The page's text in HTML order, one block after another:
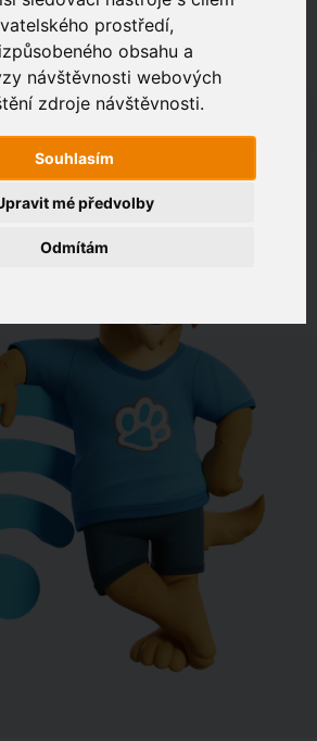
prostředí,
obsahu a
návštěvnosti webových
zdroje návštěvnosti.
Souhlasím
Odmítám
mé předvolby
na vaší adrese?